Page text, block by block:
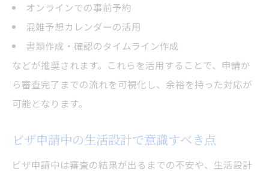
オンラインでの事前予約
混雑予想カレンダーの活用
書類作成・確認のタイムライン作成
などが推奨されます。これらを活用することで、申請か
ら審査完了までの流れを可視化し、余裕を持った対応が
可能となります。
ビザ申請中の生活設計で意識すべき点
ビザ申請中は審査の結果が出るまでの不安や、生活設計